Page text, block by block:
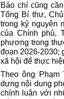
Báo chí cũng
Tổng Bí thư,
trong kỷ nguyên
của Chính phủ,
phương trong
đoạn 2026-2030;
xã hội để thực
Theo ông
dựng nội dung
chính luận với